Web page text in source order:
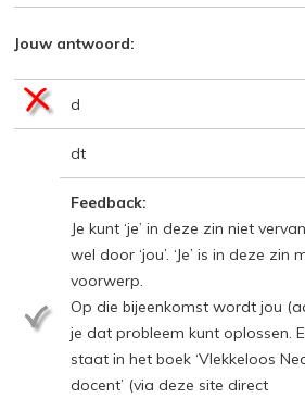
Jouw antwoord:
d
dt
Feedback:
Je kunt ‘je’ in deze zin niet
wel door ‘jou’. ‘Je’ is in deze zin
voorwerp.
Op die bijeenkomst wordt jou
je dat probleem kunt oplossen.
staat in het boek ‘Vlekkeloos
docent’ (via deze site direct